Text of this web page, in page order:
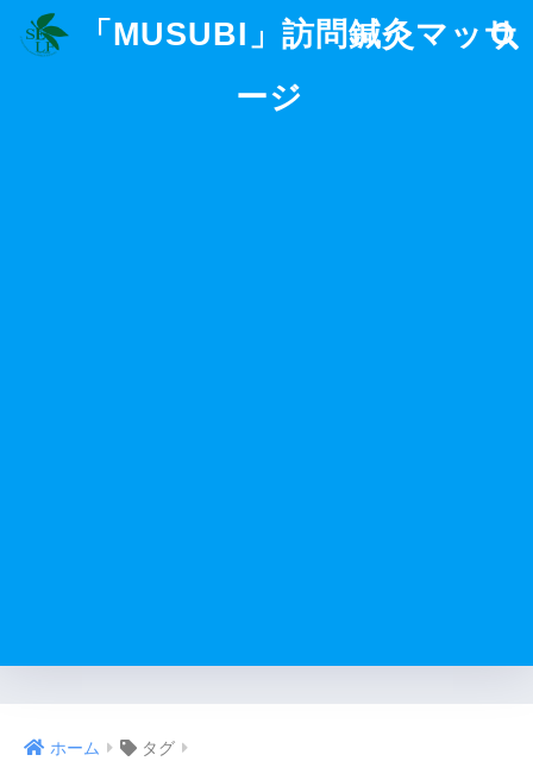
「MUSUBI」訪問鍼灸マッサ
ージ
ホーム タグ